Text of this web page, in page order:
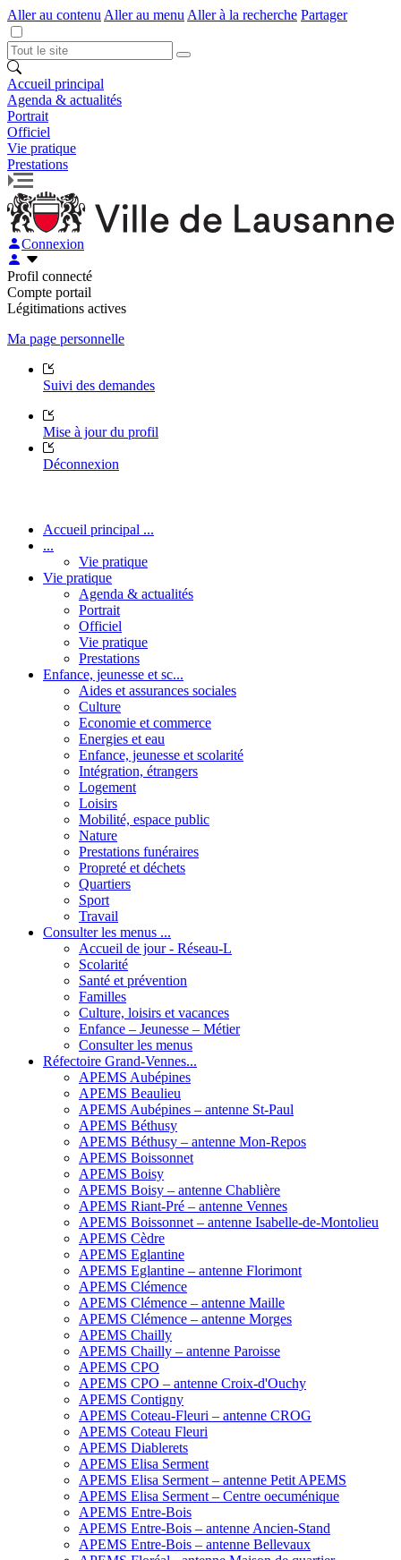
Aller au contenu Aller au menu Aller à la recherche Partager
Accueil principal
Agenda & actualités
Portrait
Officiel
Vie pratique
Prestations
Connexion
Profil connecté
Compte portail
Légitimations actives
Ma page personnelle
Suivi des demandes
Mise à jour du profil
Déconnexion
Accueil principal ...
...
Vie pratique
Vie pratique
Agenda & actualités
Portrait
Officiel
Vie pratique
Prestations
Enfance, jeunesse et sc...
Aides et assurances sociales
Culture
Economie et commerce
Energies et eau
Enfance, jeunesse et scolarité
Intégration, étrangers
Logement
Loisirs
Mobilité, espace public
Nature
Prestations funéraires
Propreté et déchets
Quartiers
Sport
Travail
Consulter les menus ...
Accueil de jour - Réseau-L
Scolarité
Santé et prévention
Familles
Culture, loisirs et vacances
Enfance – Jeunesse – Métier
Consulter les menus
Réfectoire Grand-Vennes...
APEMS Aubépines
APEMS Beaulieu
APEMS Aubépines – antenne St-Paul
APEMS Béthusy
APEMS Béthusy – antenne Mon-Repos
APEMS Boissonnet
APEMS Boisy
APEMS Boisy – antenne Chablière
APEMS Riant-Pré – antenne Vennes
APEMS Boissonnet – antenne Isabelle-de-Montolieu
APEMS Cèdre
APEMS Eglantine
APEMS Eglantine – antenne Florimont
APEMS Clémence
APEMS Clémence – antenne Maille
APEMS Clémence – antenne Morges
APEMS Chailly
APEMS Chailly – antenne Paroisse
APEMS CPO
APEMS CPO – antenne Croix-d'Ouchy
APEMS Contigny
APEMS Coteau-Fleuri – antenne CROG
APEMS Coteau Fleuri
APEMS Diablerets
APEMS Elisa Serment
APEMS Elisa Serment – antenne Petit APEMS
APEMS Elisa Serment – Centre oecuménique
APEMS Entre-Bois
APEMS Entre-Bois – antenne Ancien-Stand
APEMS Entre-Bois – antenne Bellevaux